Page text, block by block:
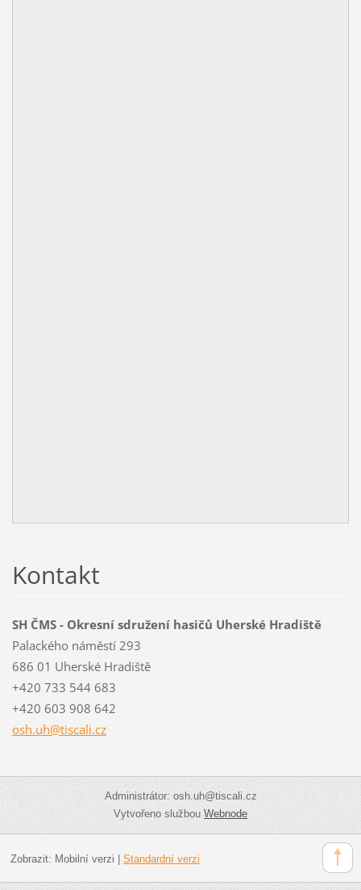
Kontakt
SH ČMS - Okresní sdružení hasičů Uherské Hradiště
Palackého náměstí 293
686 01 Uherské Hradiště
+420 733 544 683
+420 603 908 642
osh.uh@tiscali.cz
Administrátor: osh.uh@tiscali.cz
Vytvořeno službouWebnode
Zobrazit: Mobilní verzi | Standardní verzi